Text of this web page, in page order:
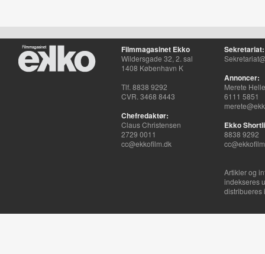
Filmmagasinet Ekko
Wildersgade 32, 2. sal
1408 København K
Tlf. 8838 9292
CVR. 3468 8443
Chefredaktør:
Claus Christensen
2729 0011
cc@ekkofilm.dk
Sekretariat:
Annoncer:
Merete
6111 5851
Ekko
8838 9292
Artikler og
indekseres
distribueres